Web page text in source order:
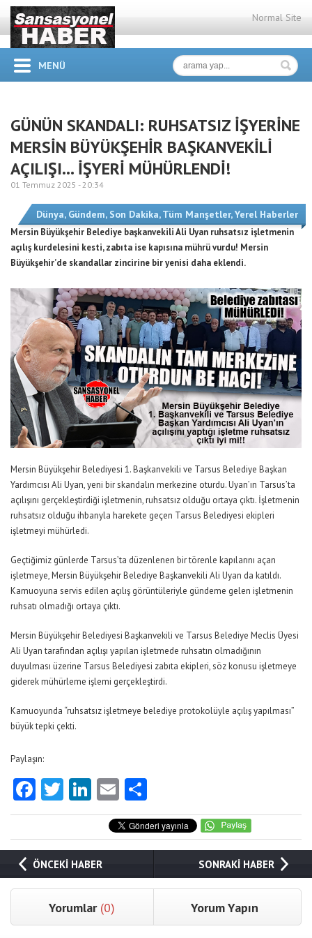
Normal Site
MENÜ
GÜNÜN SKANDALI: RUHSATSIZ İŞYERİNE
MERSİN BÜYÜKŞEHİR BAŞKANVEKİLİ
AÇILIŞI… İŞYERİ MÜHÜRLENDİ!
01 Temmuz 2025 -20:34
Dünya, Gündem, Son Dakika,Tüm Manşetler,Yerel Haberler
Mersin Büyükşehir Belediye başkanvekili Ali Uyan ruhsatsız işletmenin
açılış kurdelesini kesti, zabıta ise kapısına mührü vurdu! Mersin
Büyükşehir’de skandallar zincirine bir yenisi daha eklendi.
Mersin Büyükşehir Belediyesi 1. Başkanvekili ve Tarsus Belediye Başkan
Yardımcısı Ali Uyan, yeni bir skandalın merkezine oturdu. Uyan’ın Tarsus’ta
açılışını gerçekleştirdiği işletmenin, ruhsatsız olduğu ortaya çıktı. İşletmenin
ruhsatsız olduğu ihbarıyla harekete geçen Tarsus Belediyesi ekipleri
işletmeyi mühürledi.
Geçtiğimiz günlerde Tarsus’ta düzenlenen bir törenle kapılarını açan
işletmeye, Mersin Büyükşehir Belediye Başkanvekili Ali Uyan da katıldı.
Kamuoyuna servis edilen açılış görüntüleriyle gündeme gelen işletmenin
ruhsatı olmadığı ortaya çıktı.
Mersin Büyükşehir Belediyesi Başkanvekili ve Tarsus Belediye Meclis Üyesi
Ali Uyan tarafından açılışı yapılan işletmede ruhsatın olmadığının
duyulması üzerine Tarsus Belediyesi zabıta ekipleri, söz konusu işletmeye
giderek mühürleme işlemi gerçekleştirdi.
Kamuoyunda “ruhsatsız işletmeye belediye protokolüyle açılış yapılması”
büyük tepki çekti.
Paylaşın:
Facebook
Twitter
LinkedIn
Email
ÖNCEKİ HABER SONRAKİ HABER
Yorumlar (0) Yorum Yapın